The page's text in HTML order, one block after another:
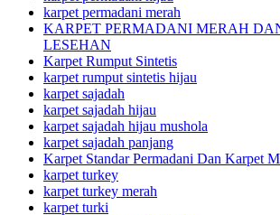
karpet permadani merah
KARPET PERMADANI MERAH
LESEHAN
Karpet Rumput Sintetis
karpet rumput sintetis hijau
karpet sajadah
karpet sajadah hijau
karpet sajadah hijau mushola
karpet sajadah panjang
Karpet Standar Permadani Dan Karpet
karpet turkey
karpet turkey merah
karpet turki